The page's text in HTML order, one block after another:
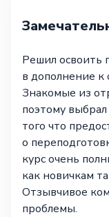
Решил освоить
в дополнение к
Знакомые из
поэтому
того что
о
курс очень
как новичкам
Отзывчивое
проблемы.